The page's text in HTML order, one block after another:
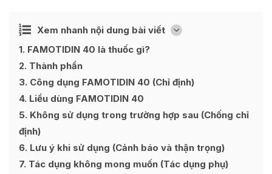
Xem nhanh nội dung bài viết [
Ẩn
1 FAMOTIDIN 40 là thuốc gì?
2 Thành phần
3 Công dụng FAMOTIDIN 40 (Chỉ định)
4 Liều dùng FAMOTIDIN 40
5 Không sử dụng trong trường hợp sau (Chống chỉ
định)
6 Lưu ý khi sử dụng (Cảnh báo và thận trọng)
7 Tác dụng không mong muốn (Tác dụng phụ)